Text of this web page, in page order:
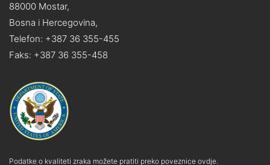
88000 Mostar,
Bosna i Hercegovina,
Telefon: +387 36 355-455
Faks: +387 36 355-458
Podatke o kvaliteti zraka možete pratiti preko poveznice ovdje.